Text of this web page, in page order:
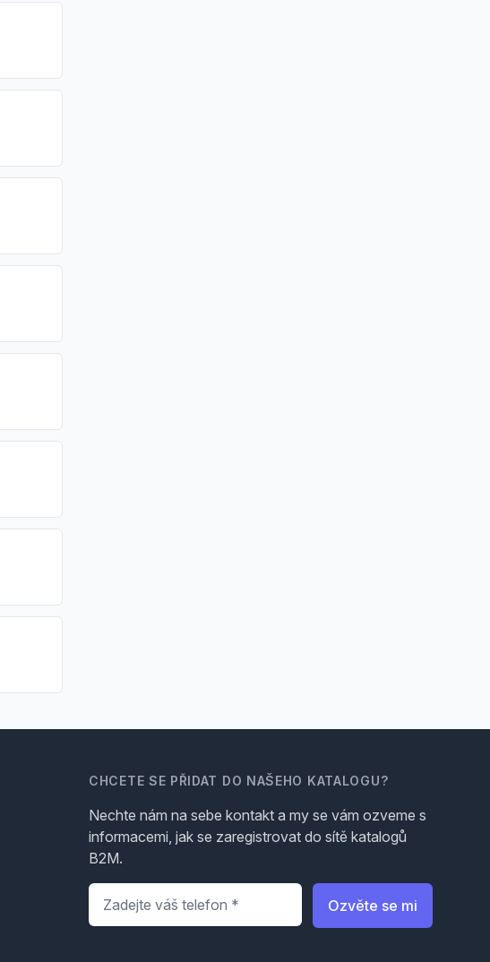
CHCETE SE PŘIDAT DO NAŠEHO KATALOGU?
Nechte nám na sebe kontakt a my se vám ozveme s
informacemi, jak se zaregistrovat do sítě katalogů
B2M.
Telefon
Ozvěte se mi